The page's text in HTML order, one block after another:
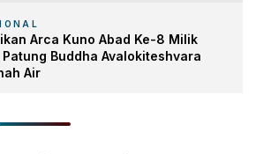
Arca Kuno Abad Ke-8 Milik
Buddha Avalokiteshvara
Air